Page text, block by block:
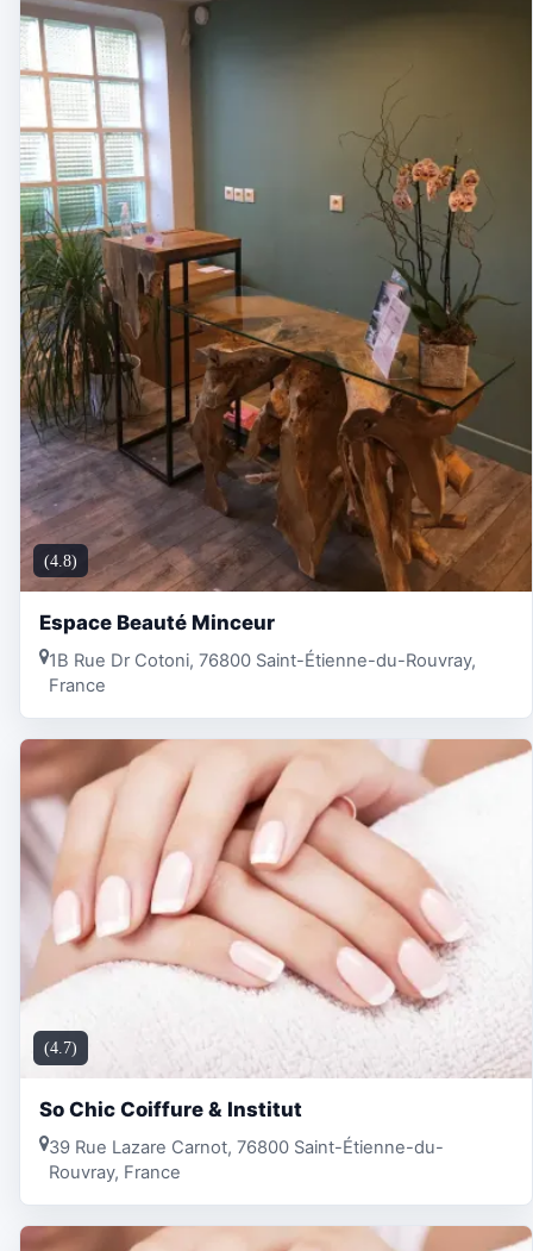
(4.8)
Espace Beauté Minceur
1B Rue Dr Cotoni, 76800 Saint-Étienne-du-Rouvray,
France
(4.7)
So Chic Coiffure & Institut
39 Rue Lazare Carnot, 76800 Saint-Étienne-du-
Rouvray, France